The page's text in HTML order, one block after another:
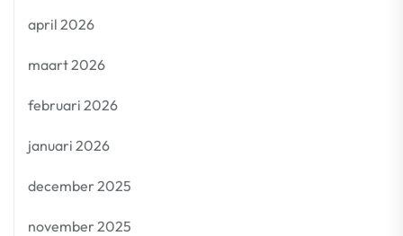
april 2026
maart 2026
februari 2026
januari 2026
december 2025
november 2025